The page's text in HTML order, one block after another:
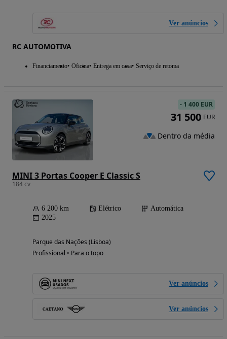
Ver anúncios
RC AUTOMOTIVA
Financiamento Oficina Entrega em casa Serviço de retoma
MINI 3 Portas Cooper E Classic S
184 cv
6 200 km Elétrico
Automática
2025
Parque das Nações (Lisboa)
Profissional • Para o topo
Ver anúncios
Ver anúncios
- 1 400 EUR
31 500 EUR
Dentro da média